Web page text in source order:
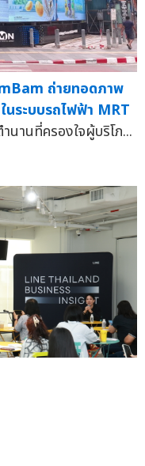
ถ่ายทอดภาพ
ระบบรถไฟฟ้า MRT
านที่ครองใจผู้บริโภ...